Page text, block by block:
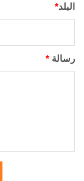
البلد*
رسالة *